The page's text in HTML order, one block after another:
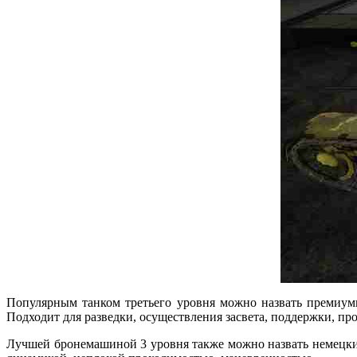
Популярным танком третьего уровня можно назвать
Подходит для разведки, осуществления засвета, поддержки,
Лучшей бронемашиной 3 уровня также можно назвать